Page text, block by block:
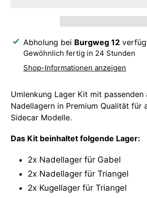
Produkt
wird
zum
Abholung bei Burgweg 12
Gewöhnlich fertig in 24 Stunden
Shop-Informationen anzeigen
Umlenkung Lager Kit mit
Nadellagern in Premium Qualität für
Sidecar Modelle.
Das Kit beinhaltet folgende Lager:
2x Nadellager für Gabel
2x Nadellager für Triangel
2x Kugellager für Triangel